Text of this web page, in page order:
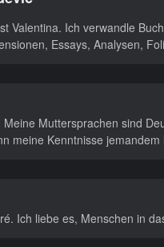
Valentina. Ich verwandle
Essays, Analysen,
Meine Muttersprachen sind
meine Kenntnisse
Ich liebe es, Menschen in